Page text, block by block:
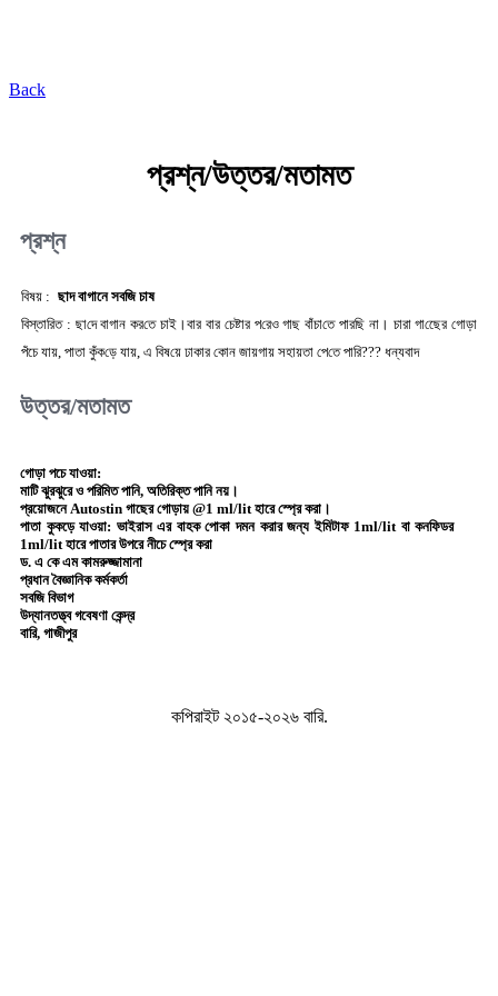
Back
প্রশ্ন/উত্তর/মতামত
প্রশ্ন
বিষয় : ছাদ বাগানে সব‌জি চাষ
বিস্তারিত : ছা‌দে বাগান কর‌তে চাই।বার বার চেষ্টার প‌রেও গাছ বাঁচা‌তে পার‌ছি না। চারা গা‌ছে‌ের গোড়া
প‌ঁচে যায়, পাতা কুঁক‌ড়ে যায়, এ বিষ‌য়ে ঢাকার কোন জায়গায় সহায়তা পে‌তে পা‌রি??? ধন্যবাদ
উত্তর/মতামত
গোড়া পচে যাওয়া:
মাটি ঝুরঝুরে ও পরিমিত পানি, অতিরিক্ত পানি নয়।
প্রয়োজনে Autostin গাছের গোড়ায় @1 ml/lit হারে স্প্রে করা।
পাতা কুকড়ে যাওয়া: ভাইরাস এর বাহক পোকা দমন করার জন্য ইমিটাফ 1ml/lit বা কনফিডর
1ml/lit হারে পাতার উপরে নীচে স্প্রে করা
ড. এ কে এম কামরুজ্জামানা
প্রধান বৈজ্ঞানিক কর্মকর্তা
সবজি বিভাগ
উদ্যানতত্ত্ব গবেষণা কেন্দ্র
বারি, গাজীপুর
কপিরাইট ২০১৫-২০২৬ বারি.